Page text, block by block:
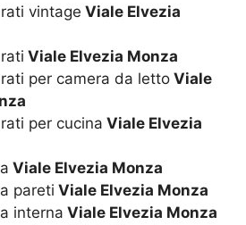
vintage Viale Elvezia
Viale Elvezia Monza
per camera da letto Viale
per cucina Viale Elvezia
Viale Elvezia Monza
pareti Viale Elvezia Monza
interna Viale Elvezia Monza